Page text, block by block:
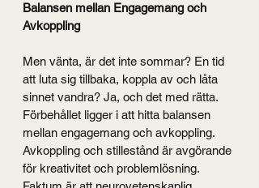
Balansen mellan Engagemang och
Avkoppling
Men vänta, är det inte sommar? En tid
att luta sig tillbaka, koppla av och låta
sinnet vandra? Ja, och det med rätta.
Förbehållet ligger i att hitta balansen
mellan engagemang och avkoppling.
Avkoppling och stillestånd är avgörande
för kreativitet och problemlösning.